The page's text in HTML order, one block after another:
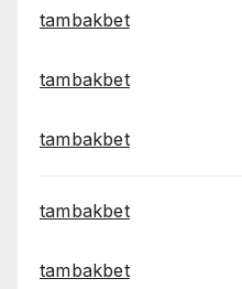
tambakbet
tambakbet
tambakbet
tambakbet
tambakbet